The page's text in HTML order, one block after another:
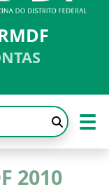
☰
2010